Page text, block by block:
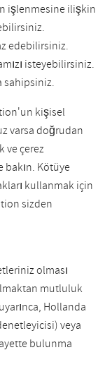
işlenmesine ilişkin
edebilirsiniz.
isteyebilirsiniz.
sahipsiniz.
kişisel
varsa doğrudan
ve çerez
Kötüye
kullanmak için
sizden
olması
mutluluk
Hollanda
veya
bulunma